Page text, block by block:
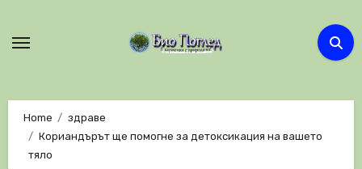
Home
здраве
Кориандърът ще помогне за детоксикация на вашето
тяло